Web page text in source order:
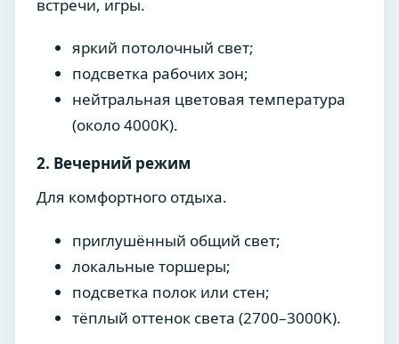
встречи, игры.
яркий потолочный свет;
подсветка рабочих зон;
нейтральная цветовая температура
(около 4000K).
2. Вечерний режим
Для комфортного отдыха.
приглушённый общий свет;
локальные торшеры;
подсветка полок или стен;
тёплый оттенок света (2700–3000K).